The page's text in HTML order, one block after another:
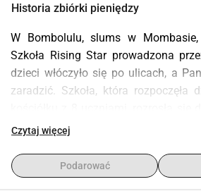
Historia zbiórki pieniędzy
W Bombolulu, slums w
Szkoła Rising Star prowadzona
dzieci włóczyło się po ulicach, a
zaradzić. Szkoła, która rozpoczęła
dziećmi. Uczą się tutaj certyfikowani
Doingoood. Wszystkie dzieci
który dla większości z nich jest
Czytaj więcej
Podarować